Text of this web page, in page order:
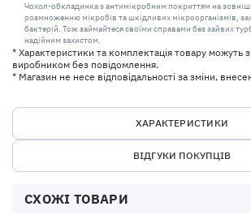
Чохол-обкладинка з антимікробним покриттям на
розмноженню мікробів та шкідливих мікроорганізмів,
бактерій. Тож займайтеся своїми справами без зайвих
надійним захистом.
* Характеристики та комплектація товару можуть
виробником без повідомлення.
* Магазин не несе відповідальності за зміни,
ХАРАКТЕРИСТИКИ
ВІДГУКИ ПОКУПЦІВ
СХОЖІ ТОВАРИ